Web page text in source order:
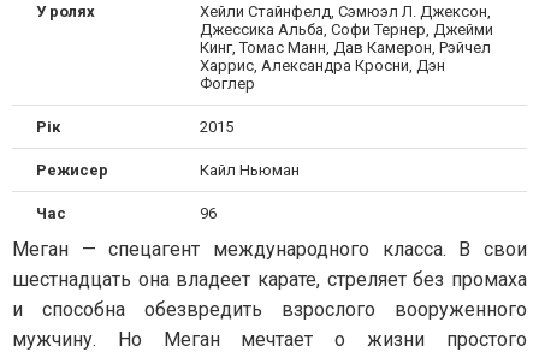
У ролях
Хейли Стайнфелд, Сэмюэл Л. Джексон,
Джессика Альба, Софи Тернер, Джейми
Кинг, Томас Манн, Дав Камерон, Рэйчел
Харрис, Александра Кросни, Дэн
Фоглер
Рік 2015
Режисер Кайл Ньюман
Час 96
Меган — спецагент международного класса. В свои
шестнадцать она владеет карате, стреляет без промаха
и способна обезвредить взрослого вооруженного
мужчину. Но Меган мечтает о жизни простого